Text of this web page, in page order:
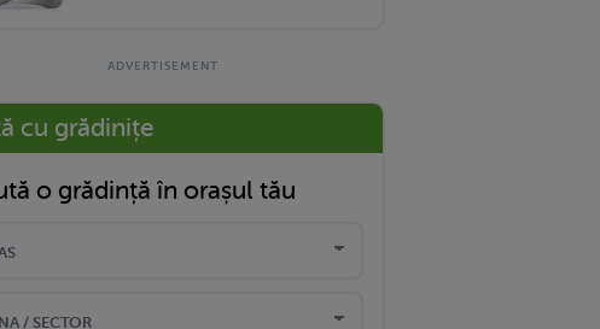
cu grădinițe
o grădință în orașul tău